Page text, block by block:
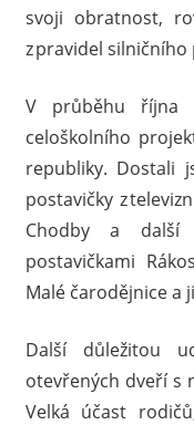
svoji obratnost,
z pravidel silničního
V průběhu října
celoškolního
republiky. Dostali
postavičky z
Chodby a další
postavičkami
Malé čarodějnice a
Další důležitou
otevřených dveří s
Velká účast